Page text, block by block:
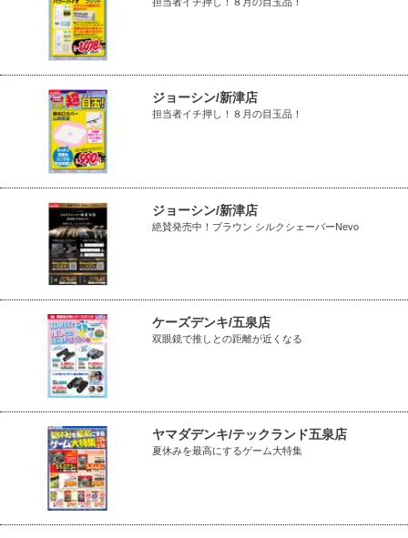
ジョーシン/新津店
担当者イチ押し！８月の目玉品！
ジョーシン/新津店
絶賛発売中！ブラウン シルクシェーバーNevo
ケーズデンキ/五泉店
双眼鏡で推しとの距離が近くなる
ヤマダデンキ/テックランド五泉店
夏休みを最高にするゲーム大特集